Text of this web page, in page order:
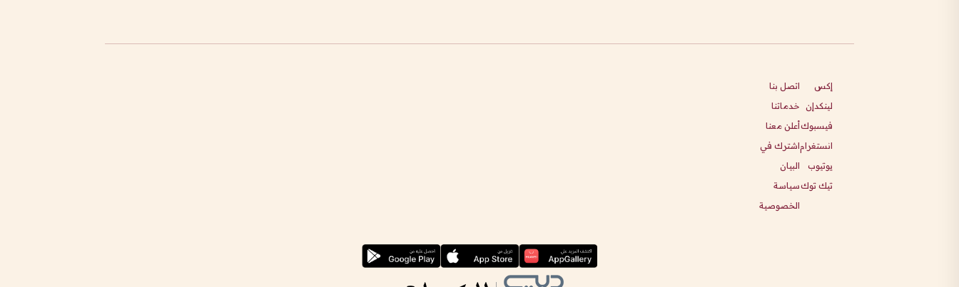
إكس
لينكدإن
فيسبوك
انستغرام
يوتيوب
تيك توك
اتصل بنا
خدماتنا
أعلن معنا
اشترك في
البيان
سياسة
الخصوصية